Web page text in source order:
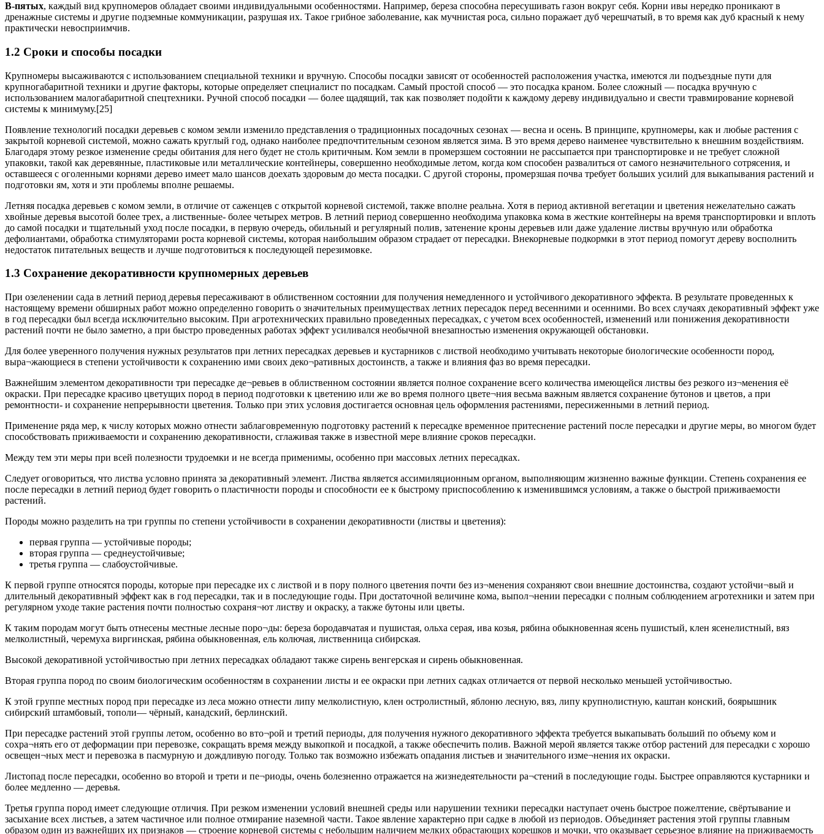
В-пятых, каждый вид крупномеров обладает своими индивидуальными особенностями. Например, береза способна пересушивать газон вокруг себя. Корни ивы нередко проникают в
дренажные системы и другие подземные коммуникации, разрушая их. Такое грибное заболевание, как мучнистая роса, сильно поражает дуб черешчатый, в то время как дуб красный к нему
практически невосприимчив.
1.2 Сроки и способы посадки
Крупномеры высаживаются с использованием специальной техники и вручную. Способы посадки зависят от особенностей расположения участка, имеются ли подъездные пути для
крупногабаритной техники и другие факторы, которые определяет специалист по посадкам. Самый простой способ — это посадка краном. Более сложный — посадка вручную с
использованием малогабаритной спецтехники. Ручной способ посадки — более щадящий, так как позволяет подойти к каждому дереву индивидуально и свести травмирование корневой
системы к минимуму.[25]
Появление технологий посадки деревьев с комом земли изменило представления о традиционных посадочных сезонах — весна и осень. В принципе, крупномеры, как и любые растения с
закрытой корневой системой, можно сажать круглый год, однако наиболее предпочтительным сезоном является зима. В это время дерево наименее чувствительно к внешним воздействиям.
Благодаря этому резкое изменение среды обитания для него будет не столь критичным. Ком земли в промерзшем состоянии не рассыпается при транспортировке и не требует сложной
упаковки, такой как деревянные, пластиковые или металлические контейнеры, совершенно необходимые летом, когда ком способен развалиться от самого незначительного сотрясения, и
оставшееся с оголенными корнями дерево имеет мало шансов доехать здоровым до места посадки. С другой стороны, промерзшая почва требует больших усилий для выкапывания растений и
подготовки ям, хотя и эти проблемы вполне решаемы.
Летняя посадка деревьев с комом земли, в отличие от саженцев с открытой корневой системой, также вполне реальна. Хотя в период активной вегетации и цветения нежелательно сажать
хвойные деревья высотой более трех, а лиственные- более четырех метров. В летний период совершенно необходима упаковка кома в жесткие контейнеры на время транспортировки и вплоть
до самой посадки и тщательный уход после посадки, в первую очередь, обильный и регулярный полив, затенение кроны деревьев или даже удаление листвы вручную или обработка
дефолиантами, обработка стимуляторами роста корневой системы, которая наибольшим образом страдает от пересадки. Внекорневые подкормки в этот период помогут дереву восполнить
недостаток питательных веществ и лучше подготовиться к последующей перезимовке.
1.3 Сохранение декоративности крупномерных деревьев
При озеленении сада в летний период деревья пересаживают в облиственном состоянии для получения немедленного и устойчивого декоративного эффекта. В результате проведенных к
настоящему времени обширных работ можно определенно говорить о значительных преимуществах летних пересадок перед весенними и осенними. Во всех случаях декоративный эффект уже
в год пересадки был всегда исключительно высоким. При агротехнических правильно проведенных пересадках, с учетом всех особенностей, изменений или понижения декоративности
растений почти не было заметно, а при быстро проведенных работах эффект усиливался необычной внезапностью изменения окружающей обстановки.
Для более уверенного получения нужных результатов при летних пересадках деревьев и кустарников с листвой необходимо учитывать некоторые биологические особенности пород,
выра¬жающиеся в степени устойчивости к сохранению ими своих деко¬ративных достоинств, а также и влияния фаз во время пересадки.
Важнейшим элементом декоративности три пересадке де¬ревьев в облиственном состоянии является полное сохранение всего количества имеющейся листвы без резкого из¬менения её
окраски. При пересадке красиво цветущих пород в период подготовки к цветению или же во время полного цвете¬ния весьма важным является сохранение бутонов и цветов, а при
ремонтности- и сохранение непрерывности цветения. Только при этих условия достигается основная цель оформления растениями, пересиженными в летний период.
Применение ряда мер, к числу которых можно отнести заблаговременную подготовку растений к пересадке временное притеснение растений после пересадки и другие меры, во многом будет
способствовать приживаемости и сохранению декоративности, сглаживая также в известной мере влияние сроков пересадки.
Между тем эти меры при всей полезности трудоемки и не всегда применимы, особенно при массовых летних пересадках.
Следует оговориться, что листва условно принята за декоративный элемент. Листва является ассимиляционным органом, выполняющим жизненно важные функции. Степень сохранения ее
после пересадки в летний период будет говорить о пластичности породы и способности ее к быстрому приспособлению к изменившимся условиям, а также о быстрой приживаемости
растений.
Породы можно разделить на три группы по степени устойчивости в сохранении декоративности (листвы и цветения):
первая группа — устойчивые породы;
вторая группа — среднеустойчивые;
третья группа — слабоустойчивые.
К первой группе относятся породы, которые при пересадке их с листвой и в пору полного цветения почти без из¬менения сохраняют свои внешние достоинства, создают устойчи¬вый и
длительный декоративный эффект как в год пересадки, так и в последующие годы. При достаточной величине кома, выпол¬нении пересадки с полным соблюдением агротехники и затем при
регулярном уходе такие растения почти полностью сохраня¬ют листву и окраску, а также бутоны или цветы.
К таким породам могут быть отнесены местные лесные поро¬ды: береза бородавчатая и пушистая, ольха серая, ива козья, рябина обыкновенная ясень пушистый, клен ясенелистный, вяз
мелколистный, черемуха виргинская, рябина обыкновенная, ель колючая, лиственница сибирская.
Высокой декоративной устойчивостью при летних пересадках обладают также сирень венгерская и сирень обыкновенная.
Вторая группа пород по своим биологическим особенностям в сохранении листы и ее окраски при летних садках отличается от первой несколько меньшей устойчивостью.
К этой группе местных пород при пересадке из леса можно отнести липу мелколистную, клен остролистный, яблоню лесную, вяз, липу крупнолистную, каштан конский, боярышник
сибирский штамбовый, тополи— чёрный, канадский, берлинский.
При пересадке растений этой группы летом, особенно во вто¬рой и третий периоды, для получения нужного декоративного эффекта требуется выкапывать больший по объему ком и
сохра¬нять его от деформации при перевозке, сокращать время между выкопкой и посадкой, а также обеспечить полив. Важной мерой является также отбор растений для пересадки с хорошо
освещен¬ных мест и перевозка в пасмурную и дождливую погоду. Только так возможно избежать опадания листьев и значительного изме¬нения их окраски.
Листопад после пересадки, особенно во второй и трети и пе¬риоды, очень болезненно отражается на жизнедеятельности ра¬стений в последующие годы. Быстрее оправляются кустарники и
более медленно — деревья.
Третья группа пород имеет следующие отличия. При резком изменении условий внешней среды или нарушении техники пересадки наступает очень быстрое пожелтение, свёртывание и
засыхание всех листьев, а затем частичное или полное отмирание наземной части. Такое явление характерно при садке в любой из периодов. Объединяет растения этой группы главным
образом один из важнейших их признаков — строение корневой системы с небольшим наличием мелких обрастающих корешков и мочки, что оказывает серьезное влияние на приживаемость